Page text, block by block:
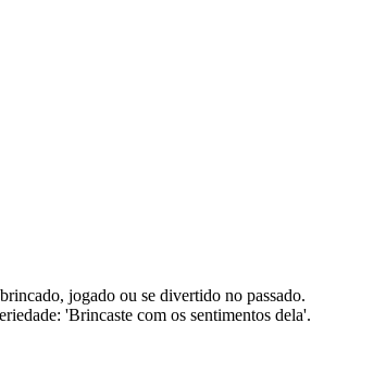
jogado ou se divertido no passado.
'Brincaste com os sentimentos dela'.